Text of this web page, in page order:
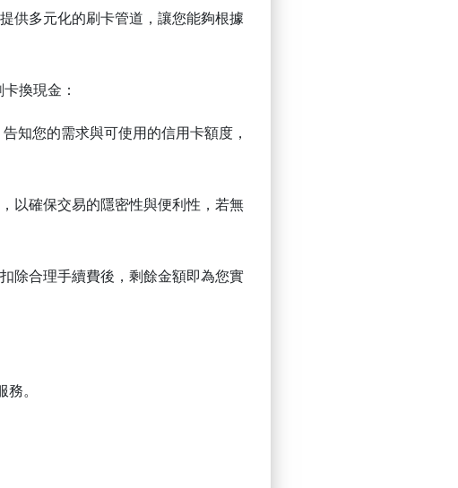
供多元化的刷卡管道，讓您能夠根據
換現金：
知您的需求與可使用的信用卡額度，
以確保交易的隱密性與便利性，若無
除合理手續費後，剩餘金額即為您實
。